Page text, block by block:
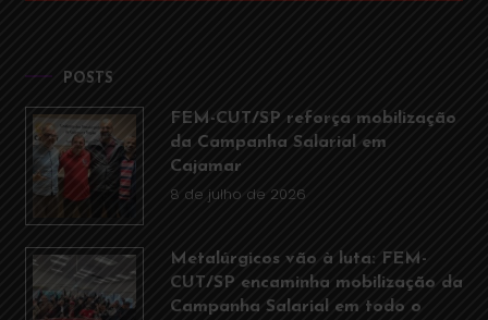
POSTS
FEM-CUT/SP reforça mobilização
da Campanha Salarial em
Cajamar
8 de julho de 2026
Metalúrgicos vão à luta: FEM-
CUT/SP encaminha mobilização da
Campanha Salarial em todo o